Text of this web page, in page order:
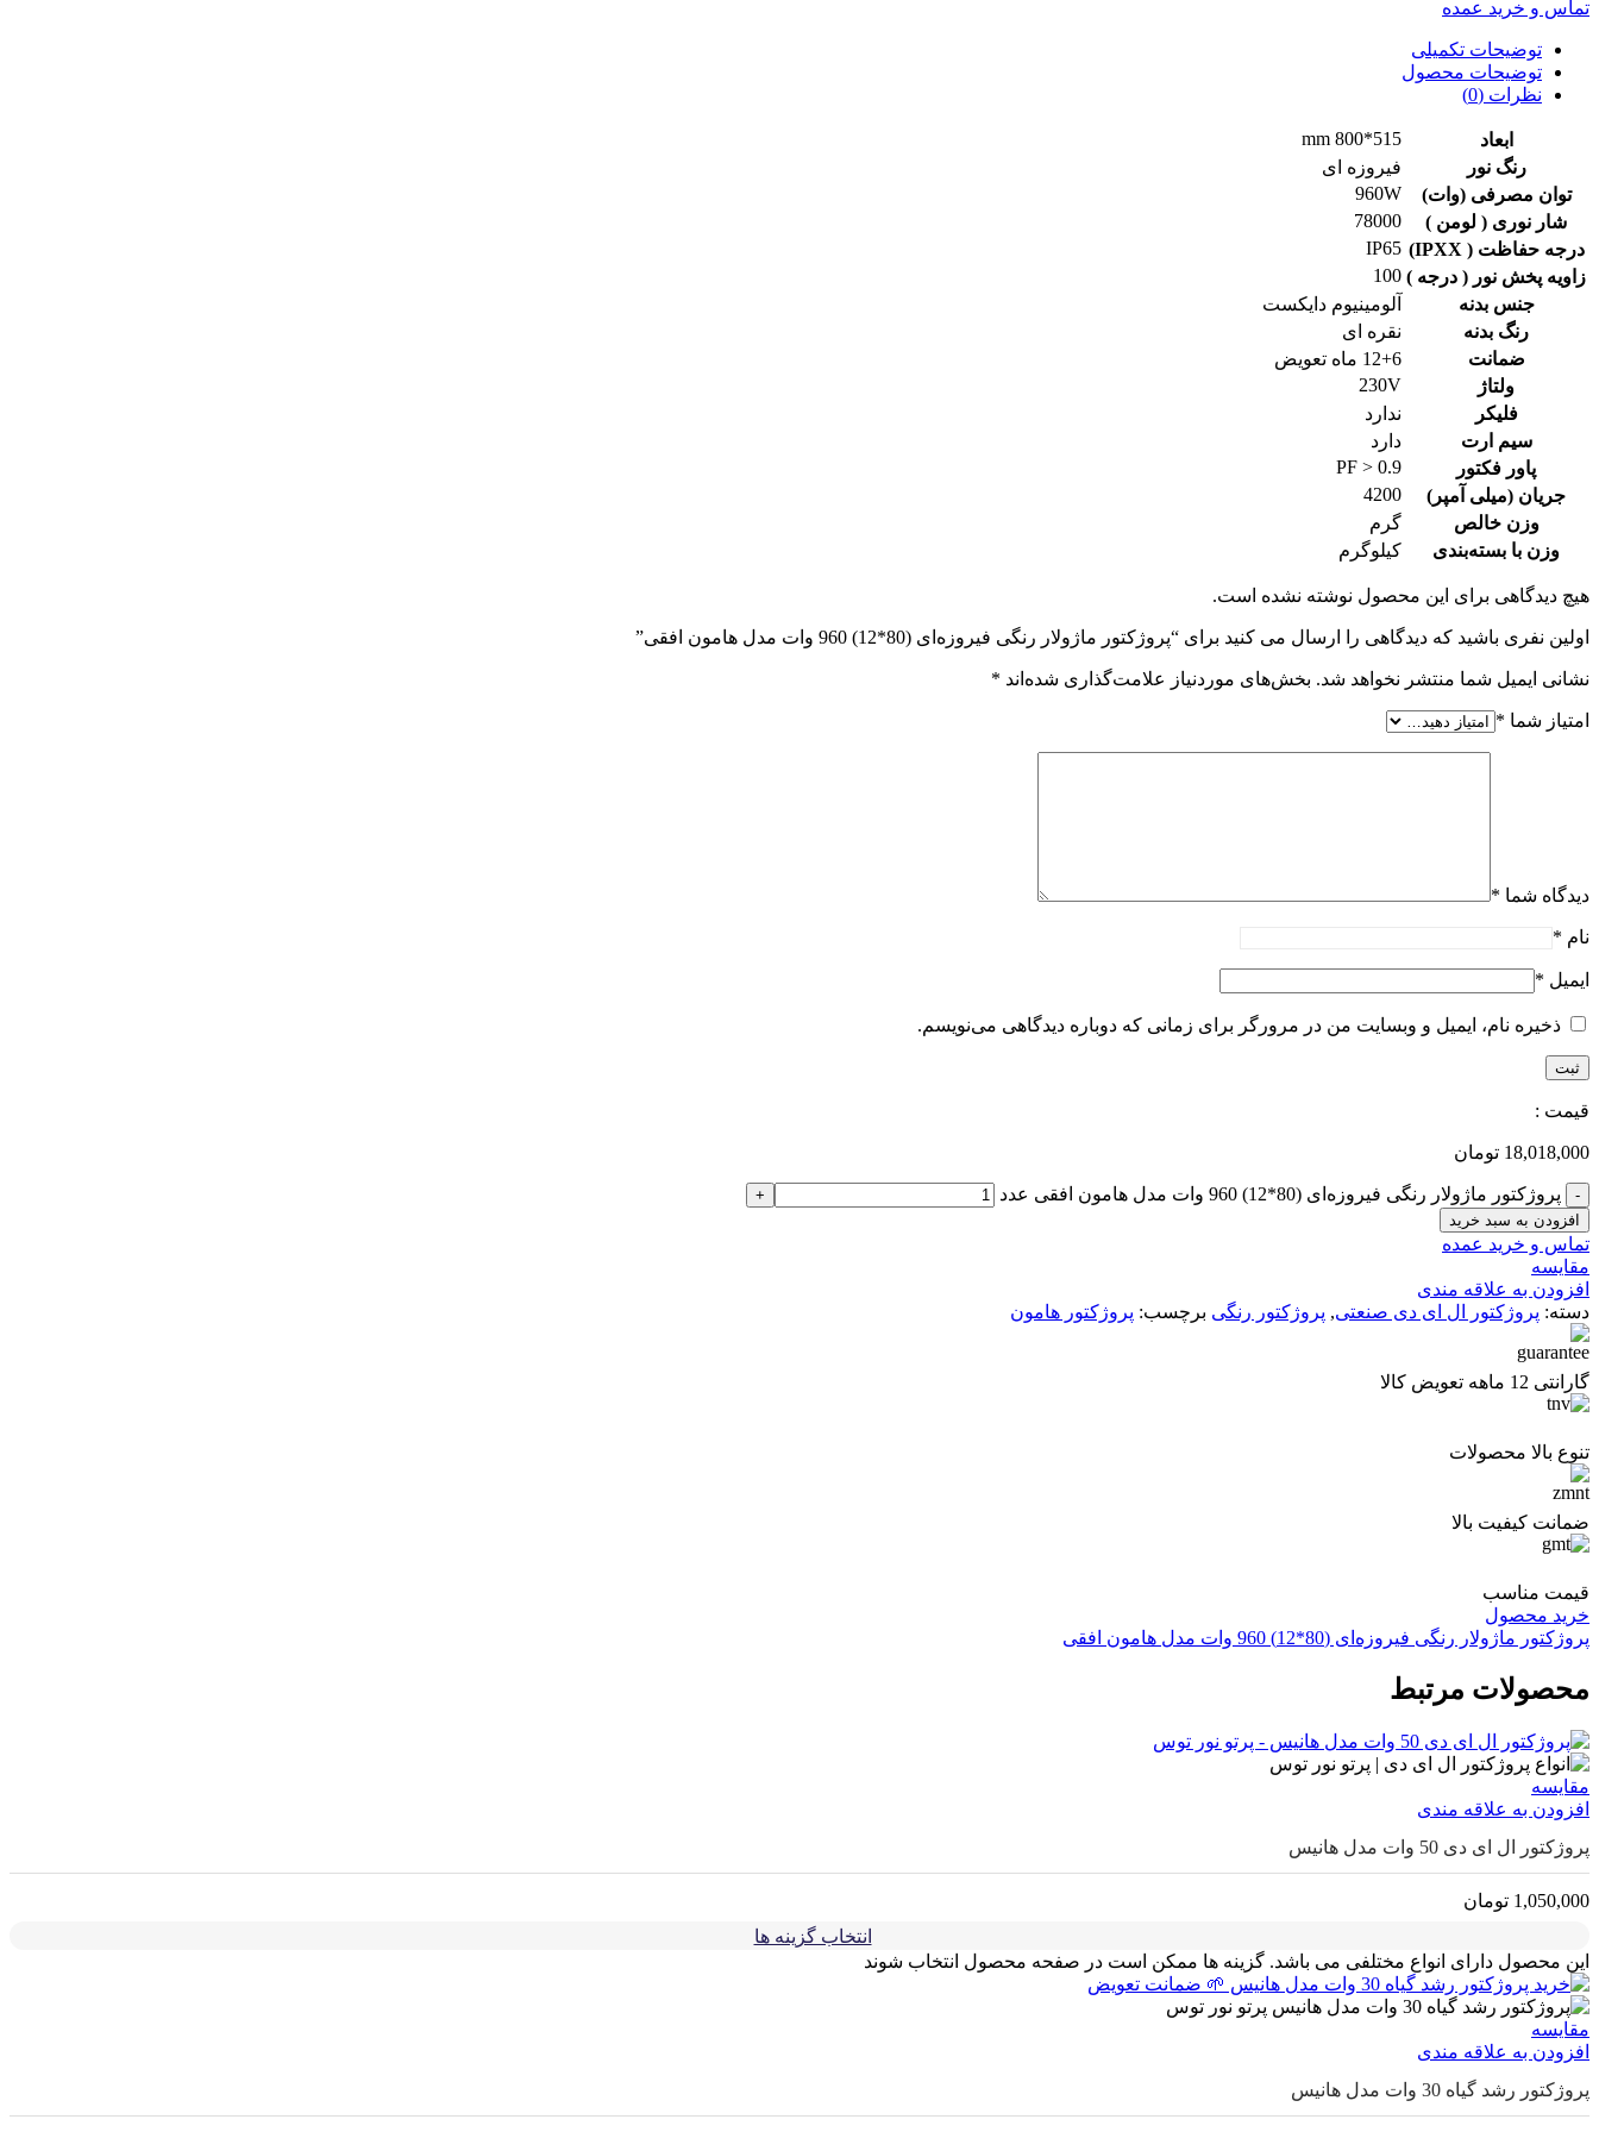
تماس و خرید عمده
توضیحات تکمیلی
توضیحات محصول
نظرات (0)
ابعاد
515*800 mm
رنگ نور
فیروزه ای
توان مصرفی (وات)
960W
شار نوری ( لومن )
78000
درجه حفاظت ( IPXX)
IP65
زاویه پخش نور ( درجه ) 100
جنس بدنه
آلومینیوم دایکست
رنگ بدنه
نقره ای
ضمانت
12+6 ماه تعویض
ولتاژ
230V
فلیکر
ندارد
سیم ارت
دارد
پاور فکتور
PF > 0.9
جریان (میلی آمپر)
4200
وزن خالص
گرم
وزن با بسته‌بندی
کیلوگرم
هیچ دیدگاهی برای این محصول نوشته نشده است.
اولین نفری باشید که دیدگاهی را ارسال می کنید برای “پروژکتور ماژولار رنگی فیروزه‌ای (80*12) 960 وات مدل هامون افقی”
نشانی ایمیل شما منتشر نخواهد شد. بخش‌های موردنیاز علامت‌گذاری شده‌اند *
امتیاز شما *
دیدگاه شما *
نام *
ایمیل *
ذخیره نام، ایمیل و وبسایت من در مرورگر برای زمانی که دوباره دیدگاهی می‌نویسم.
قیمت :
18,018,000 تومان
- پروژکتور ماژولار رنگی فیروزه‌ای (80*12) 960 وات مدل هامون افقی عدد
+
افزودن به سبد خرید
تماس و خرید عمده
مقايسه
افزودن به علاقه مندی
دسته: پروژکتور ال ای دی صنعتی, پروژکتور رنگی برچسب: پروژکتور هامون
گارانتی 12 ماهه تعویض کالا
تنوع بالا محصولات
ضمانت کیفیت بالا
قیمت مناسب
خرید محصول
پروژکتور ماژولار رنگی فیروزه‌ای (80*12) 960 وات مدل هامون افقی
محصولات مرتبط
مقايسه
افزودن به علاقه مندی
پروژکتور ال ای دی 50 وات مدل هانیس
1,050,000 تومان
انتخاب گزینه ها
این محصول دارای انواع مختلفی می باشد. گزینه ها ممکن است در صفحه محصول انتخاب شوند
مقايسه
افزودن به علاقه مندی
پروژکتور رشد گیاه 30 وات مدل هانیس